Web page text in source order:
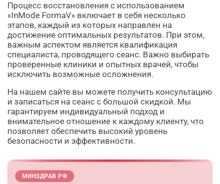
Процесс восстановления с использованием
«InMode FormaV» включает в себя несколько
этапов, каждый из которых направлен на
достижение оптимальных результатов. При этом,
важным аспектом является квалификация
специалиста, проводящего сеанс. Важно выбирать
проверенные клиники и опытных врачей, чтобы
исключить возможные осложнения.
На нашем сайте вы можете получить консультацию
и записаться на сеанс с большой скидкой. Мы
гарантируем индивидуальный подход и
внимательное отношение к каждому клиенту, что
позволяет обеспечить высокий уровень
безопасности и эффективности.
МИНЗДРАВ РФ